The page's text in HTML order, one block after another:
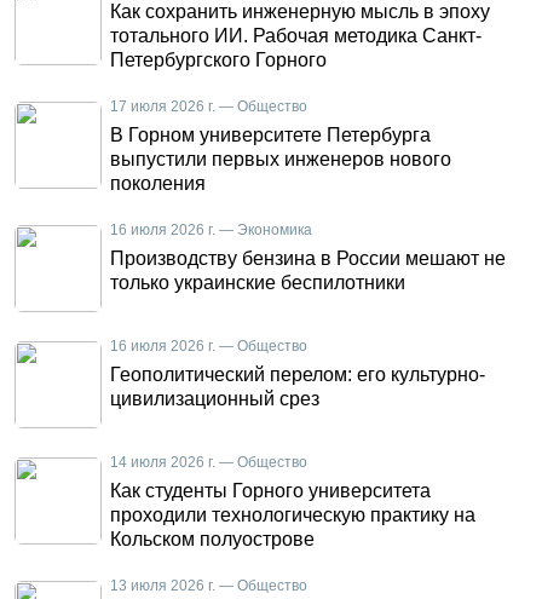
Как сохранить инженерную мысль в эпоху
тотального ИИ. Рабочая методика Санкт-
Петербургского Горного
17 июля 2026 г. — Общество
В Горном университете Петербурга
выпустили первых инженеров нового
поколения
16 июля 2026 г. — Экономика
Производству бензина в России мешают не
только украинские беспилотники
16 июля 2026 г. — Общество
Геополитический перелом: его культурно-
цивилизационный срез
14 июля 2026 г. — Общество
Как студенты Горного университета
проходили технологическую практику на
Кольском полуострове
13 июля 2026 г. — Общество